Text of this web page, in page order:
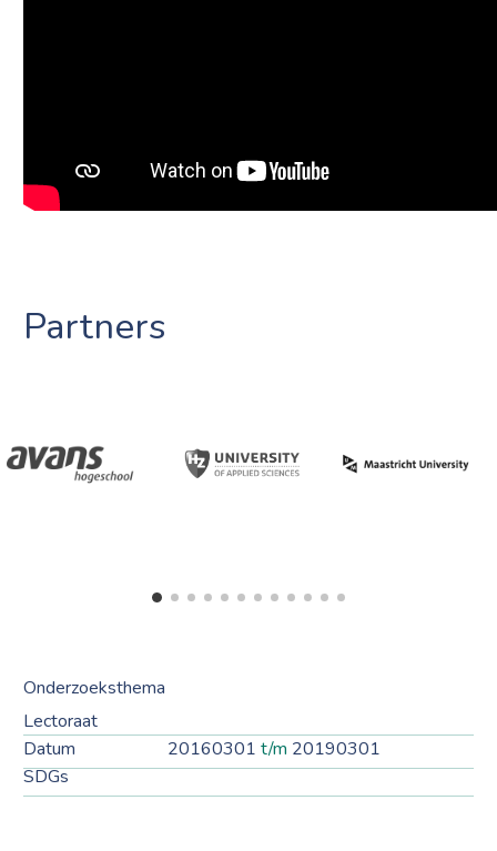
Partners
Onderzoeksthema
Lectoraat
Datum
20160301 t/m 20190301
SDGs